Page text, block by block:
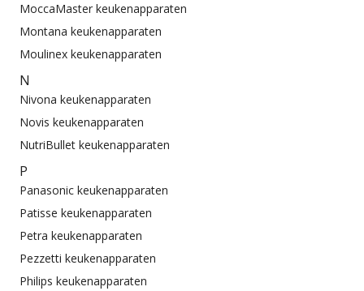
MoccaMaster keukenapparaten
Montana keukenapparaten
Moulinex keukenapparaten
N
Nivona keukenapparaten
Novis keukenapparaten
NutriBullet keukenapparaten
P
Panasonic keukenapparaten
Patisse keukenapparaten
Petra keukenapparaten
Pezzetti keukenapparaten
Philips keukenapparaten